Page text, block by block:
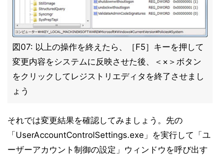
図07: 以上の操作を終えたら、［F5］キーを押して
変更内容をシステムに反映させた後、＜×＞ボタン
をクリックしてレジストリエディタを終了させまし
ょう
それでは変更結果を確認してみましょう。先の
「UserAccountControlSettings.exe」を実行して「ユ
ーザーアカウント制御の設定」ウィンドウを呼び出す